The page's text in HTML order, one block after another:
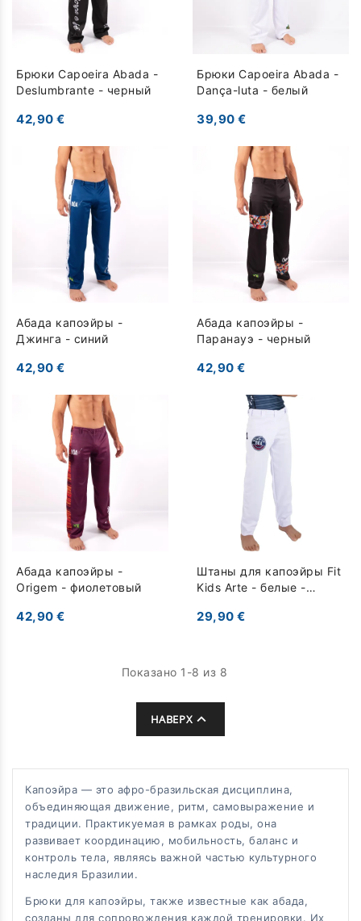
Брюки Capoeira Abada -
Deslumbrante - черный
42,90 €
Брюки Capoeira Abada -
Dança-luta - белый
39,90 €
Абада капоэйры -
Джинга - синий
42,90 €
Абада капоэйры -
Паранауэ - черный
42,90 €
Абада капоэйры -
Origem - фиолетовый
42,90 €
Штаны для капоэйры Fit
Kids Arte - белые -
29,90 €
Показано 1-8 из 8
НАВЕРХ 
Капоэйра — это афро-бразильская дисциплина,
объединяющая движение, ритм, самовыражение и
традиции. Практикуемая в рамках роды, она
развивает координацию, мобильность, баланс и
контроль тела, являясь важной частью культурного
наследия Бразилии.
Брюки для капоэйры, также известные как абада,
созданы для сопровождения каждой тренировки. Их